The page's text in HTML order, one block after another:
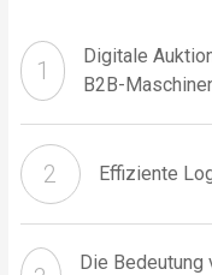
Digitale
B2B-
Effiziente
Die